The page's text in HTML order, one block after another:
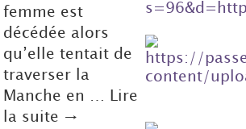
femme est
décédée alors
qu’elle tentait de
traverser la
Manche en … Lire
la suite →